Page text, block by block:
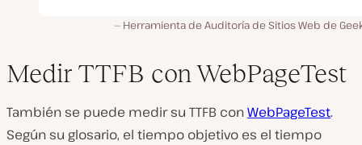
Herramienta de Auditoría de Sitios Web de
Medir TTFB con WebPageTest
También se puede medir su TTFB conWebPageTest.
Según su glosario, el tiempo objetivo es el tiempo